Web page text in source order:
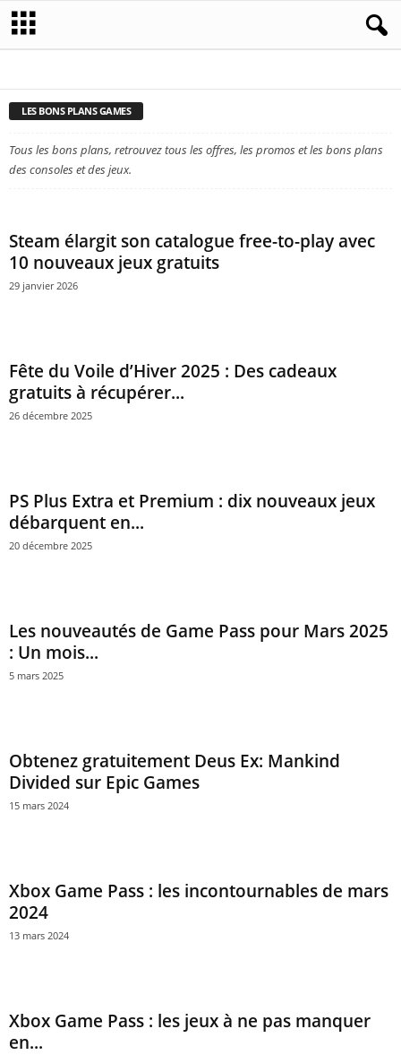
LES BONS PLANS GAMES
Tous les bons plans, retrouvez tous les offres, les promos et les bons plans
des consoles et des jeux.
Steam élargit son catalogue free-to-play avec
10 nouveaux jeux gratuits
29 janvier 2026
Fête du Voile d’Hiver 2025 : Des cadeaux
gratuits à récupérer...
26 décembre 2025
PS Plus Extra et Premium : dix nouveaux jeux
débarquent en...
20 décembre 2025
Les nouveautés de Game Pass pour Mars 2025
: Un mois...
5 mars 2025
Obtenez gratuitement Deus Ex: Mankind
Divided sur Epic Games
15 mars 2024
Xbox Game Pass : les incontournables de mars
2024
13 mars 2024
Xbox Game Pass : les jeux à ne pas manquer
en...